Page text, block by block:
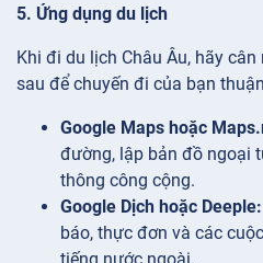
5. Ứng dụng du lịch
Khi đi du lịch Châu Âu, hãy
sau để chuyến đi của bạn
Google Maps hoặc
đường, lập bản đồ ngoại
thông công cộng.
Google Dịch hoặc Deeple:
báo, thực đơn và các